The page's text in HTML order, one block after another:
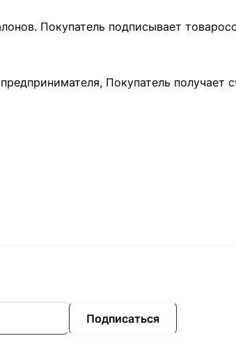
Покупатель подписывает
Покупатель получает
Подписаться